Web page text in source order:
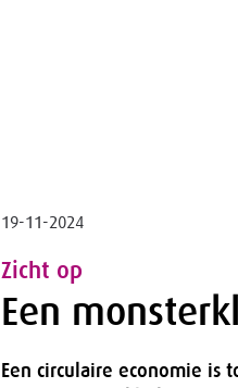
19-11-2024
Zicht op
Een
Een circulaire economie is